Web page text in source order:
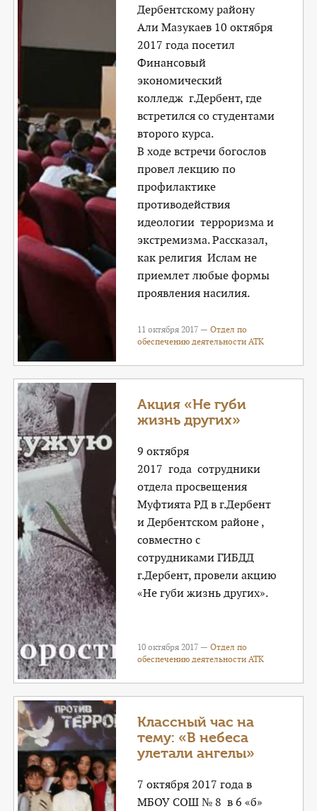
Дербентскому району
Али Мазукаев 10 октября
2017 года посетил
Финансовый
экономический
колледж г.Дербент, где
встретился со студентами
второго курса.
В ходе встречи богослов
провел лекцию по
профилактике
противодействия
идеологии терроризма и
экстремизма. Рассказал,
как религия Ислам не
приемлет любые формы
проявления насилия.
11 октября 2017 —Отдел по
обеспечению деятельности АТК
Акция «Не губи
жизнь других»
9 октября
2017 года сотрудники
отдела просвещения
Муфтията РД в г.Дербент
и Дербентском районе ,
совместно с
сотрудниками ГИБДД
г.Дербент, провели акцию
«Не губи жизнь других».
10 октября 2017 —Отдел по
обеспечению деятельности АТК
Классный час на
тему: «В небеса
улетали ангелы»
7 октября 2017 года в
МБОУ СОШ № 8 в 6 «б»